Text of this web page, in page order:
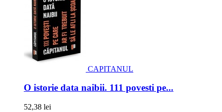
CAPITANUL
O istorie data naibii. 111 povesti pe...
52,38 lei